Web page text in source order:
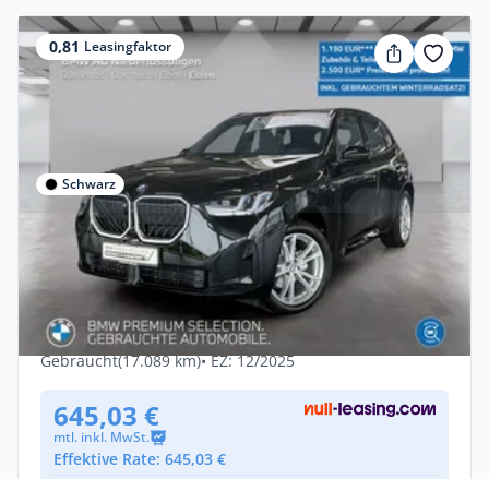
0,81 Leasingfaktor
Schwarz
Gewerbe & Privat
BMW X3 xDrive30e Leasing ab 645,03€¹ M
Sport AHK
Hybrid •Automatik •299 PS (220 kW)
Gebraucht(17.089 km)• EZ: 12/2025
645,03 €
mtl. inkl. MwSt.
Effektive Rate: 645,03 €